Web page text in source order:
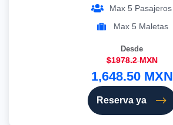
Max 5 Pasajeros
Max 5 Maletas
Desde
$1978.2 MXN
1,648.50 MXN
Reserva ya